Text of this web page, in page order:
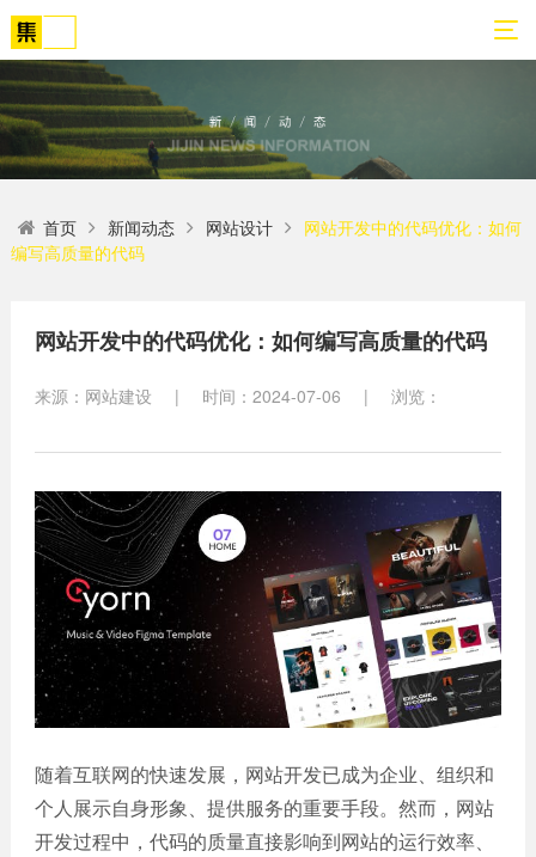
01
关
于
们
公
简
荣
誉
质
集
锦
文
化
们
的
客
02
网
站
划
法
03
解
案
高端
建设
小程
序开
发
微信
定制
APP
开发
服务
电商
网站
建设
生物
医药
04
营
化
05
案
示
网站
案例
生物
医疗
教育
培训
政府
单位
机械
制造
能源
化工
06
新
态
建
网
站
设
计
常
见
问
题
程
序
首页 新闻动态 网站设计
网站开发中的代码优化：如何
编写高质量的代码
网站开发中的代码优化：如何编写高质量的代码
来源：网站建设 | 时间：2024-07-06 | 浏览：
随着互联网的快速发展，网站开发已成为企业、组织和
个人展示自身形象、提供服务的重要手段。然而，网站
开发过程中，代码的质量直接影响到网站的运行效率、